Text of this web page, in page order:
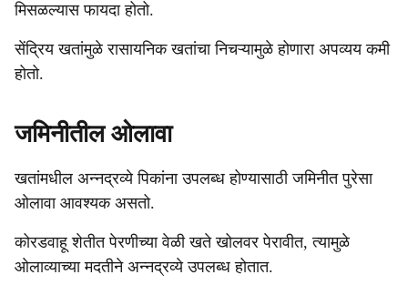
मिसळल्यास फायदा होतो.
सेंद्रिय खतांमुळे रासायनिक खतांचा निचऱ्यामुळे होणारा अपव्यय कमी
होतो.
जमिनीतील ओलावा
खतांमधील अन्नद्रव्ये पिकांना उपलब्ध होण्यासाठी जमिनीत पुरेसा
ओलावा आवश्यक असतो.
कोरडवाहू शेतीत पेरणीच्या वेळी खते खोलवर पेरावीत, त्यामुळे
ओलाव्याच्या मदतीने अन्नद्रव्ये उपलब्ध होतात.